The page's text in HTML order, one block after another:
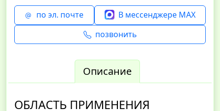
по эл. почте
В мессенджере MAX
позвонить
Описание
ОБЛАСТЬ ПРИМЕНЕНИЯ